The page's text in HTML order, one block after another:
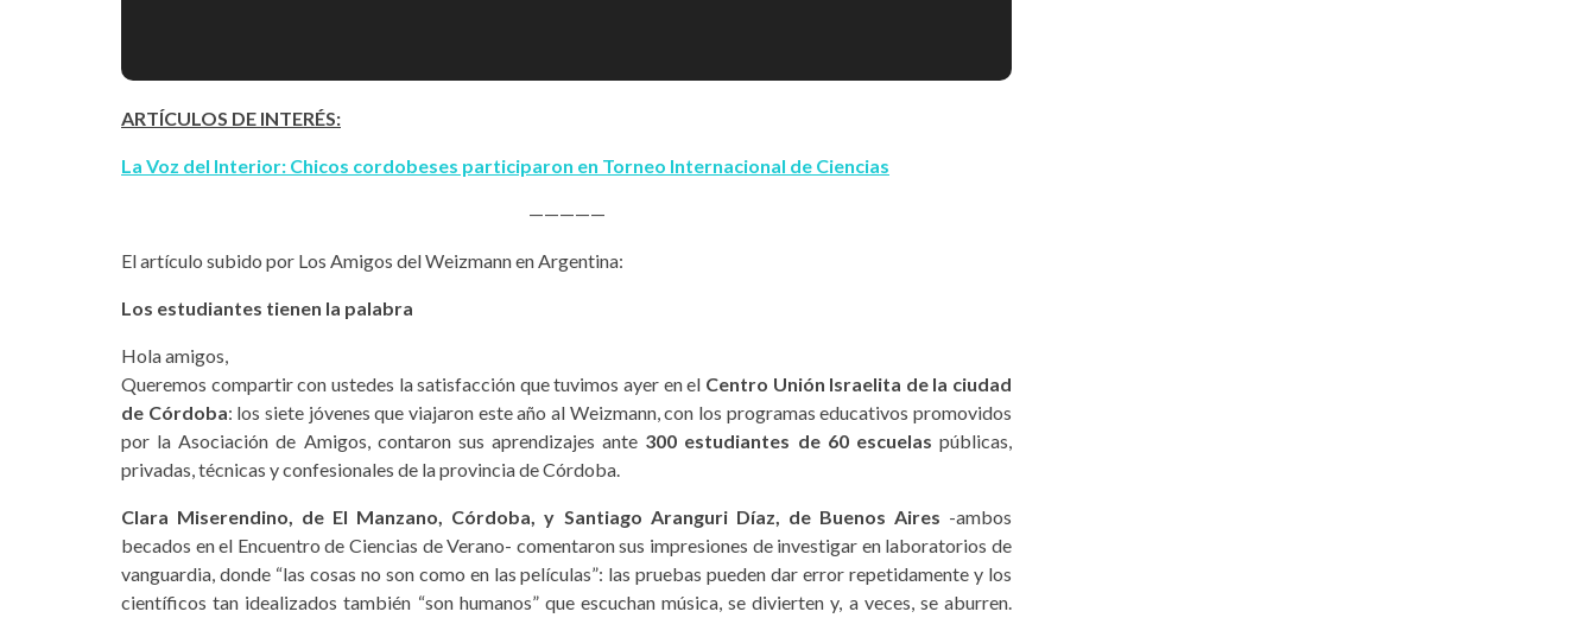
ARTÍCULOS DE INTERÉS:
La Voz del Interior: Chicos cordobeses participaron en Torneo Internacional de Ciencias
—————
El artículo subido por Los Amigos del Weizmann en Argentina:
Los estudiantes tienen la palabra
Hola amigos,
Queremos compartir con ustedes la satisfacción que tuvimos ayer en el Centro Unión Israelita de la ciudad
de Córdoba: los siete jóvenes que viajaron este año al Weizmann, con los programas educativos promovidos
por la Asociación de Amigos, contaron sus aprendizajes ante 300 estudiantes de 60 escuelaspúblicas,
privadas, técnicas y confesionales de la provincia de Córdoba.
Clara Miserendino, de El Manzano, Córdoba, y Santiago Aranguri Díaz, de Buenos Aires -ambos
becados en el Encuentro de Ciencias de Verano- comentaron sus impresiones de investigar en laboratorios de
vanguardia, donde “las cosas no son como en las películas”: las pruebas pueden dar error repetidamente y los
científicos tan idealizados también “son humanos” que escuchan música, se divierten y, a veces, se aburren.